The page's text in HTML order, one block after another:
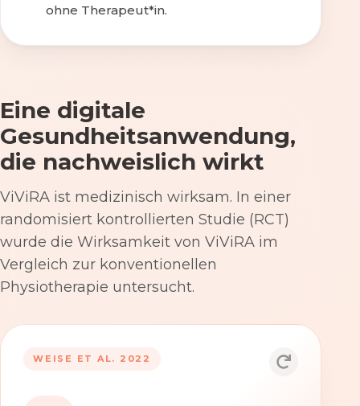
ohne Therapeut*in.
Eine digitale
Gesundheitsanwendung,
die nachweislich wirkt
ViViRA ist medizinisch wirksam. In einer
randomisiert kontrollierten Studie (RCT)
wurde die Wirksamkeit von ViViRA im
Vergleich zur konventionellen
Physiotherapie untersucht.
WEISE ET AL. 202253% nach 12 Wochen